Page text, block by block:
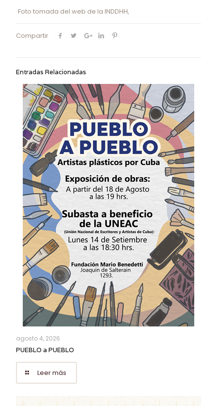
Foto tomada del web de la INDDHH,
Compartir
Entradas Relacionadas
agosto 4, 2026
PUEBLO a PUEBLO
Leer más